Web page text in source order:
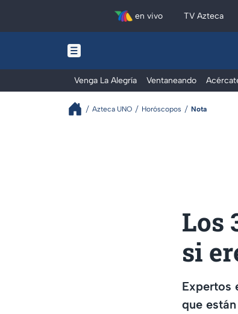
en vivo TV Azteca
Venga La Alegría Ventaneando
Azteca UNO Horóscopos Nota
Los
si
Expertos
que